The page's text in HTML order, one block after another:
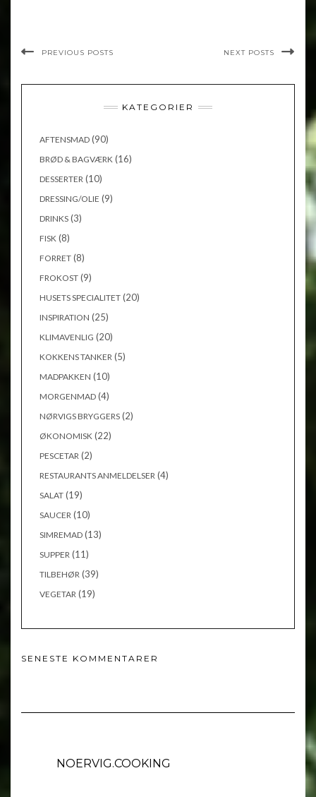
PREVIOUS POSTS NEXT POSTS
KATEGORIER
AFTENSMAD (90)
BRØD & BAGVÆRK (16)
DESSERTER (10)
DRESSING/OLIE (9)
DRINKS (3)
FISK (8)
FORRET (8)
FROKOST (9)
HUSETS SPECIALITET (20)
INSPIRATION (25)
KLIMAVENLIG (20)
KOKKENS TANKER (5)
MADPAKKEN (10)
MORGENMAD (4)
NØRVIGS BRYGGERS (2)
ØKONOMISK (22)
PESCETAR (2)
RESTAURANTS ANMELDELSER (4)
SALAT (19)
SAUCER (10)
SIMREMAD (13)
SUPPER (11)
TILBEHØR (39)
VEGETAR (19)
SENESTE KOMMENTARER
NOERVIG.COOKING